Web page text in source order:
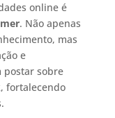
online é
. Não apenas
mas
e
postar sobre
fortalecendo